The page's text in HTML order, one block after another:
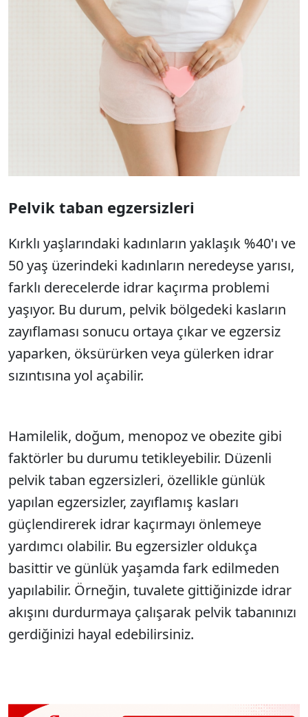
Pelvik taban egzersizleri
Kırklı yaşlarındaki kadınların yaklaşık %40'ı ve
50 yaş üzerindeki kadınların neredeyse yarısı,
farklı derecelerde idrar kaçırma problemi
yaşıyor. Bu durum, pelvik bölgedeki kasların
zayıflaması sonucu ortaya çıkar ve egzersiz
yaparken, öksürürken veya gülerken idrar
sızıntısına yol açabilir.
Hamilelik, doğum, menopoz ve obezite gibi
faktörler bu durumu tetikleyebilir. Düzenli
pelvik taban egzersizleri, özellikle günlük
yapılan egzersizler, zayıflamış kasları
güçlendirerek idrar kaçırmayı önlemeye
yardımcı olabilir. Bu egzersizler oldukça
basittir ve günlük yaşamda fark edilmeden
yapılabilir. Örneğin, tuvalete gittiğinizde idrar
akışını durdurmaya çalışarak pelvik tabanınızı
gerdiğinizi hayal edebilirsiniz.